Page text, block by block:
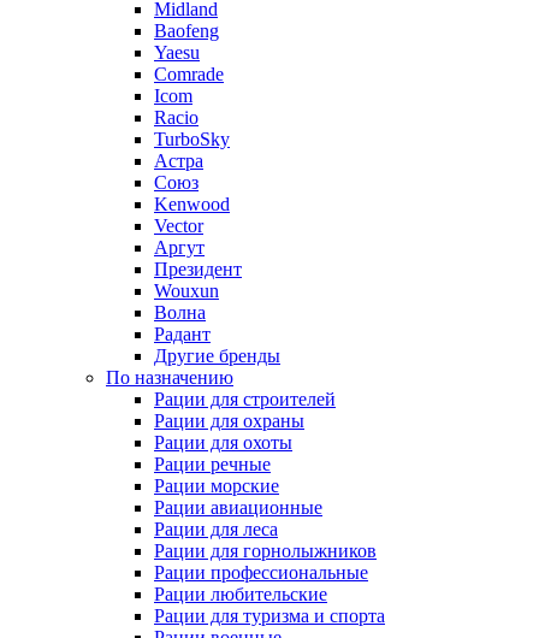
Midland
Baofeng
Yaesu
Comrade
Icom
Racio
TurboSky
Астра
Союз
Kenwood
Vector
Аргут
Президент
Wouxun
Волна
Радант
Другие бренды
По назначению
Рации для строителей
Рации для охраны
Рации для охоты
Рации речные
Рации морские
Рации авиационные
Рации для леса
Рации для горнолыжников
Рации профессиональные
Рации любительские
Рации для туризма и спорта